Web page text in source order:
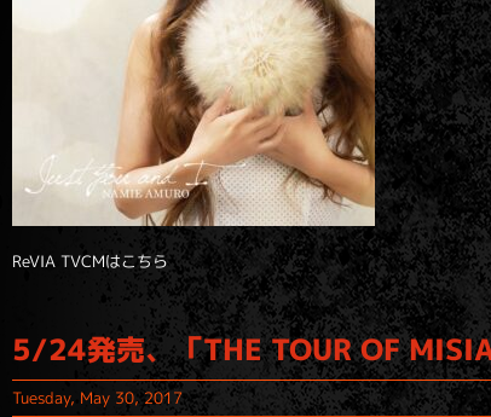
ReVIA TVCMはこちら
5/24発売、「THE TOUR OF
Tuesday, May 30, 2017